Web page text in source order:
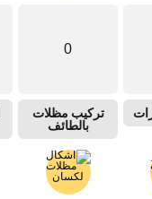
0
تركيب مظلات
بالطائف